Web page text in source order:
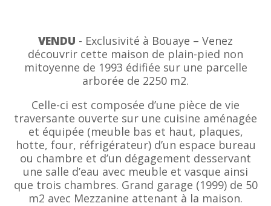
VENDU - Exclusivité à Bouaye – Venez
découvrir cette maison de plain-pied non
mitoyenne de 1993 édifiée sur une parcelle
arborée de 2250 m2.
Celle-ci est composée d’une pièce de vie
traversante ouverte sur une cuisine aménagée
et équipée (meuble bas et haut, plaques,
hotte, four, réfrigérateur) d’un espace bureau
ou chambre et d’un dégagement desservant
une salle d’eau avec meuble et vasque ainsi
que trois chambres. Grand garage (1999) de 50
m2 avec Mezzanine attenant à la maison.